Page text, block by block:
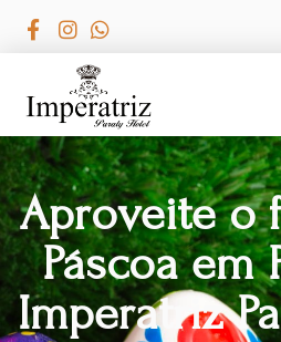
Aproveite o
Páscoa em
Imperatriz